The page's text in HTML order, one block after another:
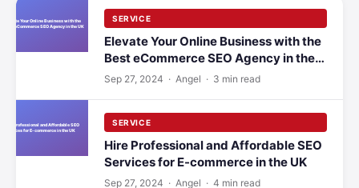
SERVICE
Elevate Your Online Business with the
Best eCommerce SEO Agency in the
UK
Sep 27, 2024 · Angel · 3 min read
SERVICE
Hire Professional and Affordable SEO
Services for E-commerce in the UK
Sep 27, 2024 · Angel · 4 min read